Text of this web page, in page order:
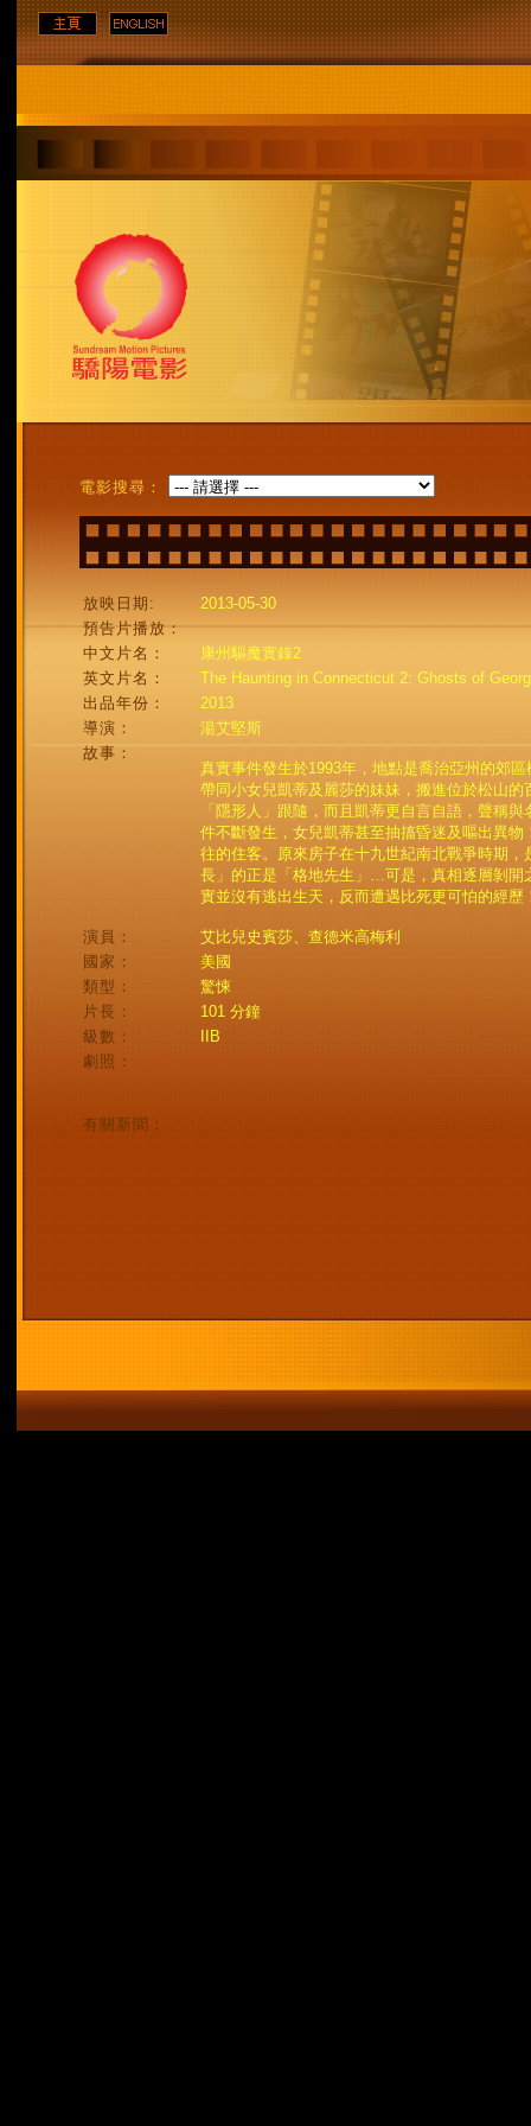
電影搜尋：
放映日期:
2013-05-30
預告片播放：
中文片名：
康州驅魔實錄2
英文片名：
The Haunting in Connecticut 2: Ghosts of
出品年份：
2013
導演：
湯艾堅斯
故事：
真實事件發生於1993年，地點是喬治亞州的郊
帶同小女兒凱蒂及麗莎的妹妹，搬進位於松山
「隱形人」跟隨，而且凱蒂更自言自語，聲稱
件不斷發生，女兒凱蒂甚至抽搐昏迷及嘔出異
往的住客。原來房子在十九世紀南北戰爭時期
長」的正是「格地先生」…可是，真相逐層剝開
實並沒有逃出生天，反而遭遇比死更可怕的經
演員：
艾比兒史賓莎、查德米高梅利
國家：
美國
類型：
驚悚
片長：
101 分鐘
級數：
IIB
劇照：
有關新聞：